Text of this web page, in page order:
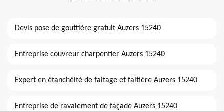
Devis pose de gouttière gratuit Auzers 15240
Entreprise couvreur charpentier Auzers 15240
Expert en étanchéité de faitage et faitière Auzers 15240
Entreprise de ravalement de façade Auzers 15240